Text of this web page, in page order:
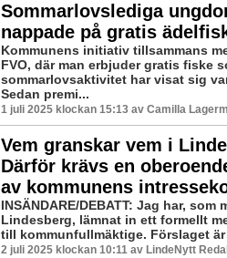
Sommarlovslediga
nappade på gratis
Kommunens initiativ tillsammans
FVO, där man erbjuder gratis fiske
sommarlovsaktivitet har visat sig
Sedan premi...
1 juli 2025 klockan 15:13 av Camilla
Vem granskar vem i
Därför krävs en
av kommunens
INSÄNDARE/DEBATT: Jag har, som
Lindesberg, lämnat in ett formellt
till kommunfullmäktige. Förslaget
2 juli 2025 klockan 10:11 av LindeNytt